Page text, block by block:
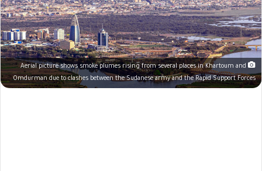
Aerial picture shows smoke plumes rising from several places in Khartoum and
Omdurman due to clashes between the Sudanese army and the Rapid Support Forces